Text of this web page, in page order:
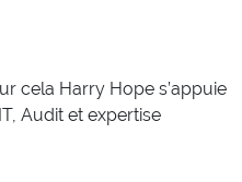
cela Harry Hope s’appuie
Audit et expertise